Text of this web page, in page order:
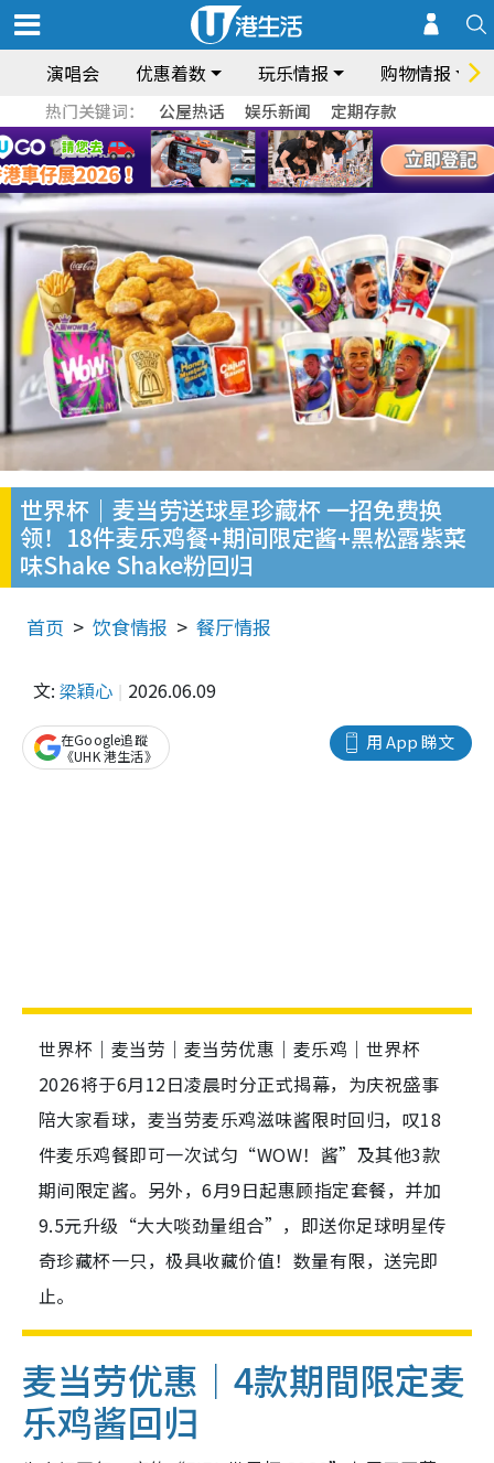
演唱会 优惠着数 玩乐情报 购物情报
热门关键词： 公屋热话 娱乐新闻 定期存款
世界杯｜麦当劳送球星珍藏杯 一招免费换
领！18件麦乐鸡餐+期间限定酱+黑松露紫菜
味Shake Shake粉回归
首页 饮食情报 餐厅情报
文: 梁穎心 2026.06.09
用 App 睇文
在Google追蹤
《UHK 港生活》
世界杯｜麦当劳｜麦当劳优惠｜麦乐鸡｜世界杯
2026将于6月12日凌晨时分正式揭幕，为庆祝盛事
陪大家看球，麦当劳麦乐鸡滋味酱限时回归，叹18
件麦乐鸡餐即可一次试匀“WOW！酱”及其他3款
期间限定酱。另外，6月9日起惠顾指定套餐，并加
9.5元升级“大大啖劲量组合”，即送你足球明星传
奇珍藏杯一只，极具收藏价值！数量有限，送完即
止。
麦当劳优惠｜4款期間限定麦
乐鸡酱回归